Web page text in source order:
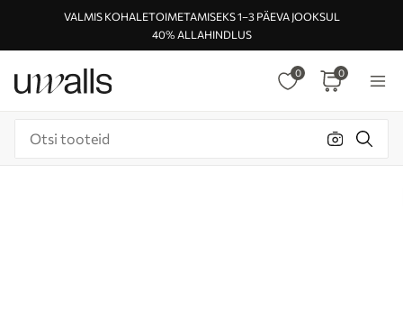
VALMIS KOHALETOIMETAMISEKS 1–3 PÄEVA JOOKSUL
40% ALLAHINDLUS
0 0